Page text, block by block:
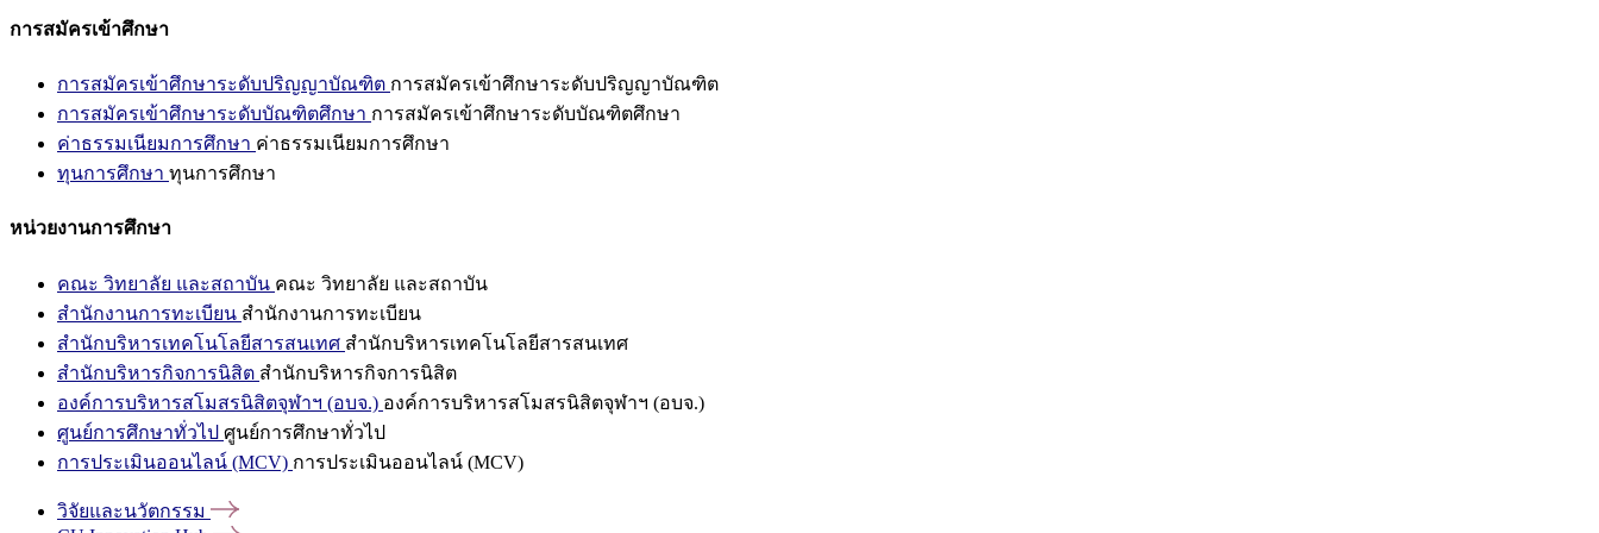
การสมัครเข้าศึกษา
การสมัครเข้าศึกษาระดับปริญญาบัณฑิต การสมัครเข้าศึกษาระดับปริญญาบัณฑิต
การสมัครเข้าศึกษาระดับบัณฑิตศึกษา การสมัครเข้าศึกษาระดับบัณฑิตศึกษา
ค่าธรรมเนียมการศึกษา ค่าธรรมเนียมการศึกษา
ทุนการศึกษา ทุนการศึกษา
หน่วยงานการศึกษา
คณะ วิทยาลัย และสถาบัน คณะ วิทยาลัย และสถาบัน
สำนักงานการทะเบียน สำนักงานการทะเบียน
สำนักบริหารเทคโนโลยีสารสนเทศ สำนักบริหารเทคโนโลยีสารสนเทศ
สำนักบริหารกิจการนิสิต สำนักบริหารกิจการนิสิต
องค์การบริหารสโมสรนิสิตจุฬาฯ (อบจ.) องค์การบริหารสโมสรนิสิตจุฬาฯ (อบจ.)
ศูนย์การศึกษาทั่วไป ศูนย์การศึกษาทั่วไป
การประเมินออนไลน์ (MCV) การประเมินออนไลน์ (MCV)
วิจัยและนวัตกรรม